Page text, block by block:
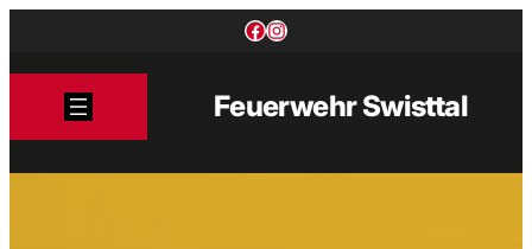
Facebook
Instagram
Feuerwehr Swisttal